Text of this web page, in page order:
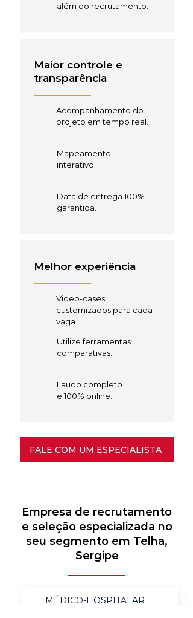
além do recrutamento.
Maior controle e
transparência
Acompanhamento do
projeto em tempo real.
Mapeamento
interativo.
Data de entrega 100%
garantida.
Melhor experiência
Video-cases
customizados para cada
vaga.
Utilize ferramentas
comparativas.
Laudo completo
e 100% online.
FALE COM UM ESPECIALISTA
Empresa de recrutamento
e seleção especializada no
seu segmento em Telha,
Sergipe
MÉDICO-HOSPITALAR